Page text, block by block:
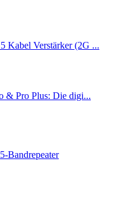
Kabel Verstärker (2G ...
& Pro Plus: Die digi...
Bandrepeater